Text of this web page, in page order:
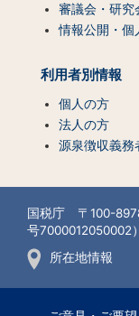
審議会・研究
情報公開・個
利用者別情報
個人の方
法人の方
源泉徴収義務
国税庁 〒100-
号7000012050002）
所在地情報